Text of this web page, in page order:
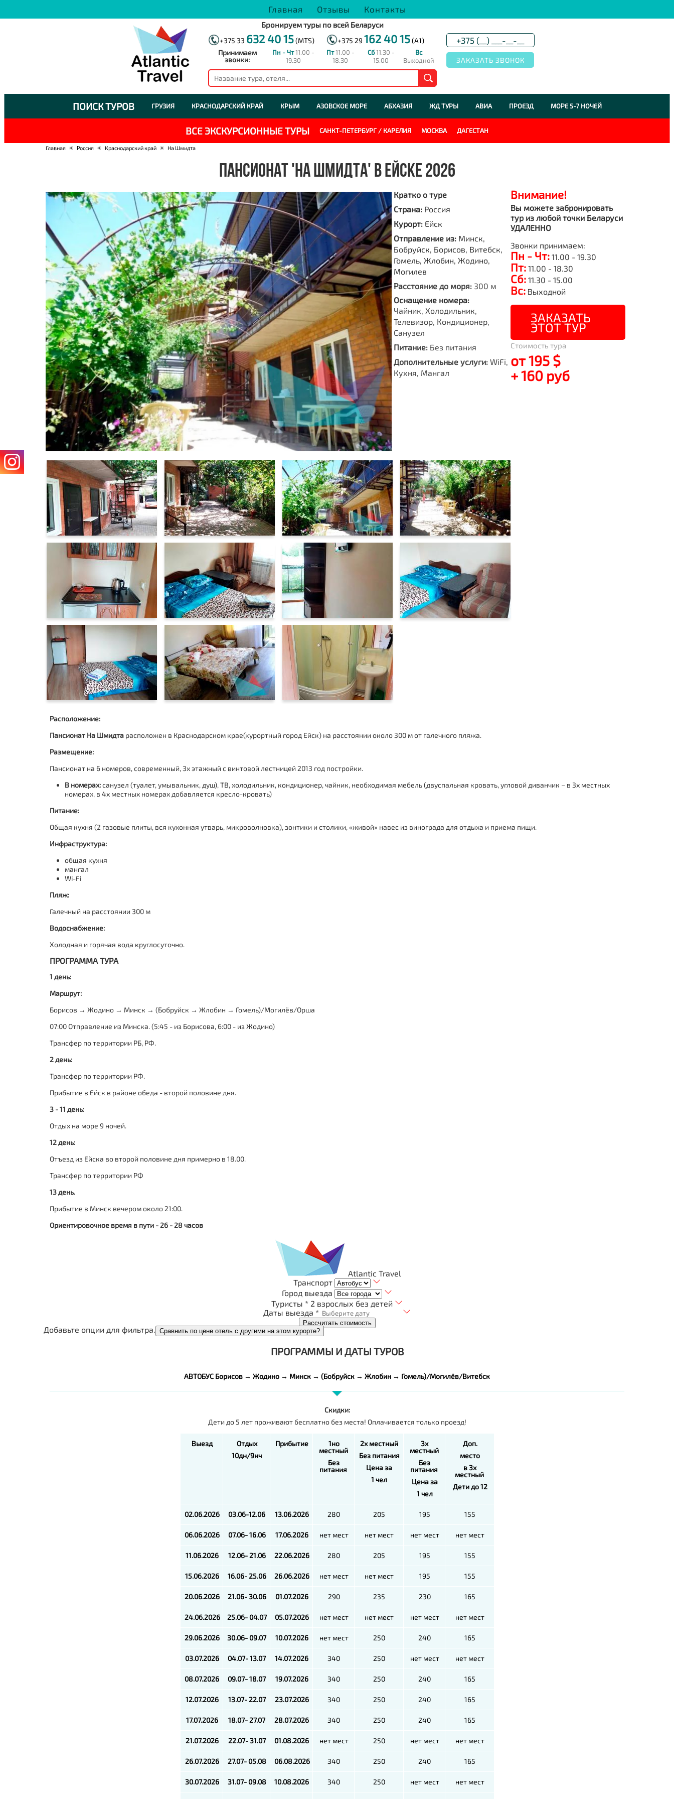
Главная Отзывы Контакты
Бронируем туры по всей Беларуси
+375 33 632 40 15(MTS) +375 29 162 40 15(A1)
Принимаем
звонки:
Пн - Чт11.00 -
19.30
Пт11.00 -
18.30
Сб11.30 -
15.00
Вс
Выходной
ПОИСК ТУРОВ ГРУЗИЯ КРАСНОДАРСКИЙ КРАЙ КРЫМ АЗОВСКОЕ МОРЕ АБХАЗИЯ ЖД ТУРЫ АВИА ПРОЕЗД МОРЕ 5-7 НОЧЕЙ
ВСЕ ЭКСКУРСИОННЫЕ ТУРЫ САНКТ-ПЕТЕРБУРГ / КАРЕЛИЯ МОСКВА ДАГЕСТАН
Главная ☀ Россия ☀ Краснодарский край ☀ На Шмидта
ПАНСИОНАТ 'НА ШМИДТА' В ЕЙСКЕ 2026
Кратко о туре
Страна: Россия
Курорт: Ейск
Отправление из: Минск,
Бобруйск, Борисов, Витебск,
Гомель, Жлобин, Жодино,
Могилев
Расстояние до моря:300 м
Оснащение номера:
Чайник, Холодильник,
Телевизор, Кондиционер,
Санузел
Питание:Без питания
Дополнительные услуги:WiFi,
Кухня, Мангал
Внимание!
Вы можете забронировать
тур из любой точки Беларуси
УДАЛЕННО
Звонки принимаем:
Пн - Чт:11.00 - 19.30
Пт:11.00 - 18.30
Сб:11.30 - 15.00
Вс:Выходной
ЗАКАЗАТЬ
ЭТОТ ТУР
Стоимость тура
от 195 $
+ 160 руб
Расположение:
Пансионат На Шмидтарасположен в Краснодарском крае(курортный город Ейск)на расстоянии около 300 м от галечного пляжа.
Размещение:
Пансионат на 6 номеров, современный, 3х этажный с винтовой лестницей 2013 год постройки.
В номерах:санузел (туалет, умывальник, душ), ТВ, холодильник, кондиционер, чайник, необходимая мебель (двуспальная кровать, угловой диванчик – в 3х местных
номерах, в 4х местных номерах добавляется кресло-кровать)
Питание:
Общая кухня (2 газовые плиты, вся кухонная утварь, микроволновка), зонтики и столики, «живой» навес из винограда для отдыха и приема пищи.
Инфраструктура:
общая кухня
мангал
Wi-Fi
Пляж:
Галечный на расстоянии 300 м
Водоснабжение:
Холодная и горячая вода круглосуточно.
ПРОГРАММА ТУРА
1 день:
Маршрут:
Борисов → Жодино → Минск → (Бобруйск → Жлобин → Гомель)/Могилёв/Орша
07:00 Отправление из Минска. (5:45 - из Борисова, 6:00 - из Жодино)
Трансфер по территории РБ, РФ.
2 день:
Трансфер по территории РФ.
Прибытие в Ейск в районе обеда - второй половине дня.
3 - 11 день:
Отдых на море 9 ночей.
12 день:
Отъезд из Ейска во второй половине дня примерно в 18.00.
Трансфер по территории РФ
13 день.
Прибытие в Минск вечеромоколо 21:00.
Ориентировочное время в пути - 26 - 28 часов
Atlantic Travel
Транспорт
Город выезда
Туристы * 2 взрослых без детей
Даты выезда *
Рассчитать стоимость
Добавьте опции для фильтра. Сравнить по цене отель с другими на этом курорте?
ПРОГРАММЫ И ДАТЫ ТУРОВ
АВТОБУС Борисов → Жодино → Минск → (Бобруйск → Жлобин → Гомель)/Могилёв/Витебск
Скидки:
Дети до 5 лет проживают бесплатно без места! Оплачивается только проезд!
Выезд
Отдых
10дн/9нч
Прибытие
1но
местный
Без
питания
2х местный
Без питания
Цена за
1 чел
3х
местный
Без
питания
Цена за
1 чел
Доп.
место
в 3х
местный
Дети до 12
02.06.2026 03.06-12.06 13.06.2026 280 205 195 155
06.06.2026 07.06- 16.06 17.06.2026 нет мест нет мест нет мест нет мест
11.06.2026 12.06- 21.06 22.06.2026 280 205 195 155
15.06.2026 16.06- 25.06 26.06.2026 нет мест нет мест 195 155
20.06.2026 21.06- 30.06 01.07.2026 290 235 230 165
24.06.2026 25.06- 04.07 05.07.2026 нет мест нет мест нет мест нет мест
29.06.2026 30.06- 09.07 10.07.2026 нет мест 250 240 165
03.07.2026 04.07- 13.07 14.07.2026 340 250 нет мест нет мест
08.07.2026 09.07- 18.07 19.07.2026 340 250 240 165
12.07.2026 13.07- 22.07 23.07.2026 340 250 240 165
17.07.2026 18.07- 27.07 28.07.2026 340 250 240 165
21.07.2026 22.07- 31.07 01.08.2026 нет мест 250 нет мест нет мест
26.07.2026 27.07- 05.08 06.08.2026 340 250 240 165
30.07.2026 31.07- 09.08 10.08.2026 340 250 нет мест нет мест